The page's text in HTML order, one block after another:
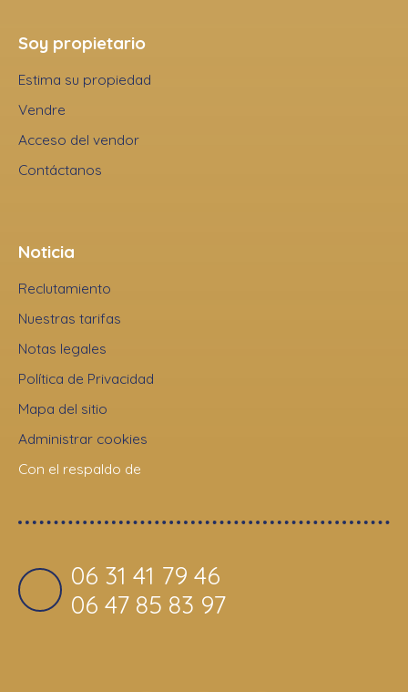
Soy propietario
Estima su propiedad
Vendre
Acceso del vendor
Contáctanos
Noticia
Reclutamiento
Nuestras tarifas
Notas legales
Política de Privacidad
Mapa del sitio
Administrar cookies
Con el respaldo de
06 31 41 79 46
06 47 85 83 97